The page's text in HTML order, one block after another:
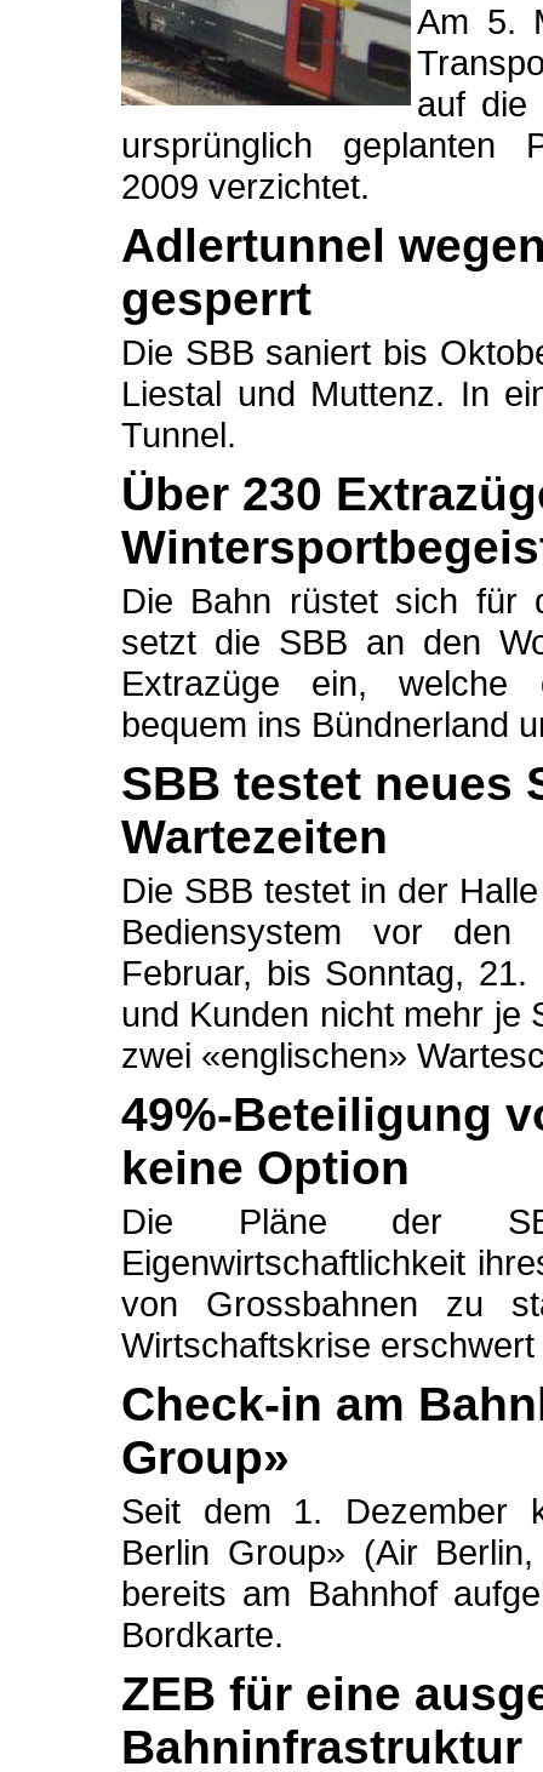
Am 5.
auf die
ursprünglich geplanten
2009 verzichtet.
Adlertunnel
gesperrt
Die SBB saniert bis
Liestal und Muttenz. In
Tunnel.
Über 230
Die Bahn rüstet sich für
setzt die SBB an den
Extrazüge ein, welche
bequem ins Bündnerland
SBB testet neues
Wartezeiten
Die SBB testet in der
Bediensystem vor den
Februar, bis Sonntag,
und Kunden nicht mehr je
zwei «englischen»
49%-Beteiligung
keine Option
Die Pläne der
Eigenwirtschaftlichkeit
von Grossbahnen zu
Wirtschaftskrise
Check-in am
Group»
Seit dem 1. Dezember
Berlin Group» (Air
bereits am Bahnhof
Bordkarte.
ZEB für eine
Bahninfrastruktur